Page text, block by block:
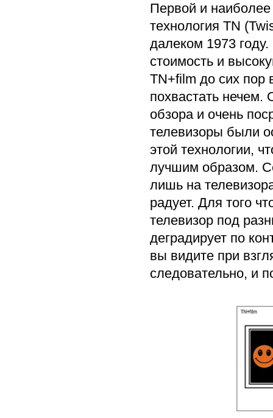
Первой и наиболее
технология TN
далеком 1973
стоимость и
TN+film до сих пор
похвастать нечем.
обзора и очень
телевизоры были
этой технологии,
лучшим образом.
лишь на
радует. Для того
телевизор под
деградирует по
вы видите при
следовательно, и